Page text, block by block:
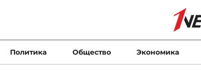
Политика Общество Экономика